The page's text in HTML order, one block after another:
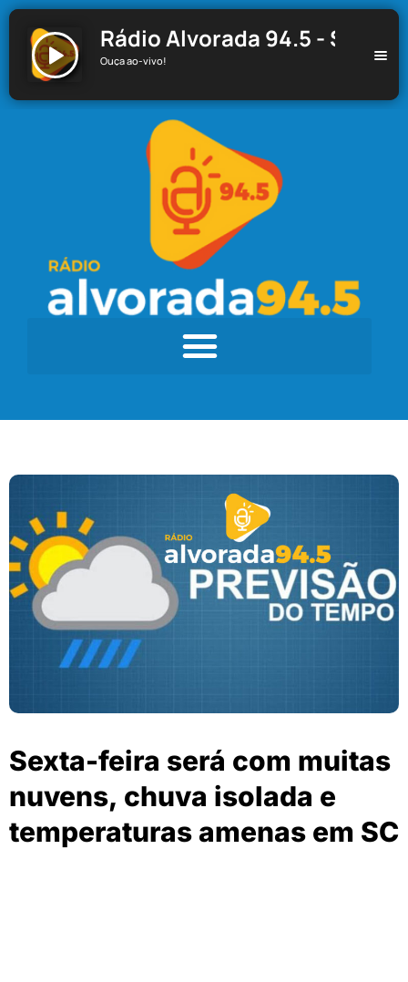
Rádio Alvorada 94.5 - Santa
Ouça ao-vivo!
Sexta-feira será com muitas
nuvens, chuva isolada e
temperaturas amenas em SC